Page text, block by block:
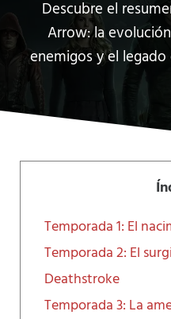
Descubre el
Arrow: la
enemigos y el
Temporada 1: El
Temporada 2: El
Deathstroke
Temporada 3: La